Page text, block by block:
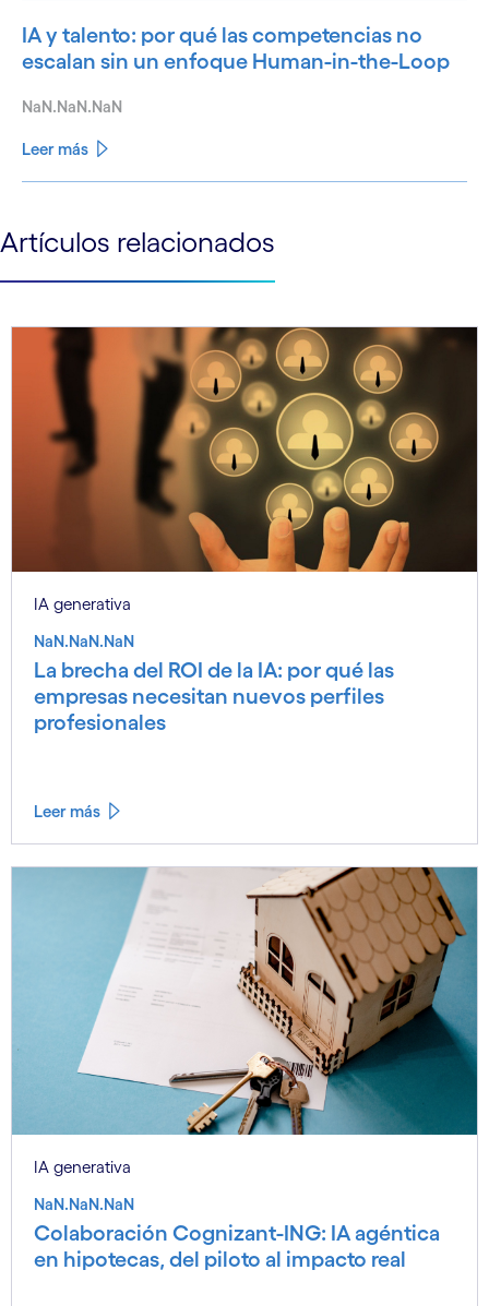
IA y talento: por qué las competencias no
escalan sin un enfoque Human-in-the-Loop
NaN.NaN.NaN
Leer más
See more See less
Artículos relacionados
IA generativa
NaN.NaN.NaN
La brecha del ROI de la IA: por qué las
empresas necesitan nuevos perfiles
profesionales
Leer más
IA generativa
NaN.NaN.NaN
Colaboración Cognizant-ING: IA agéntica
en hipotecas, del piloto al impacto real